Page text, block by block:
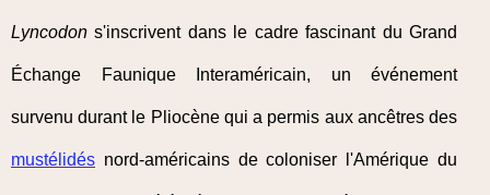
Lyncodon s'inscrivent dans le cadre fascinant du Grand
Échange Faunique Interaméricain, un événement
survenu durant le Pliocène qui a permis aux ancêtres des
mustélidés nord-américains de coloniser l'Amérique du